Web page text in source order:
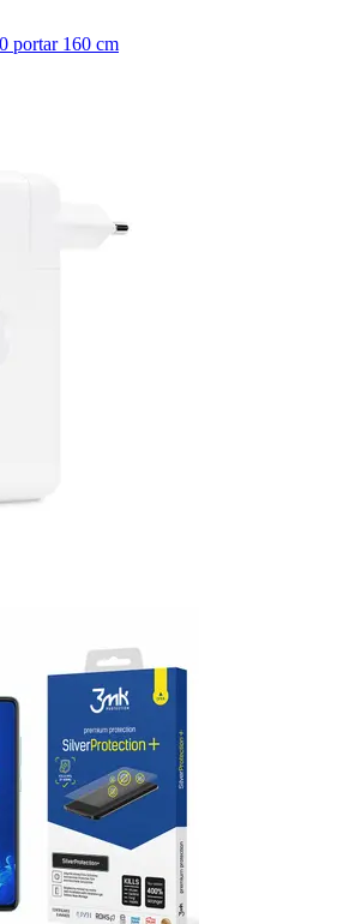
portar 160 cm